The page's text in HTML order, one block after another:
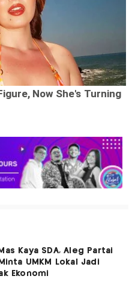
Kaya SDA, Aleg Partai
UMKM Lokal Jadi
Ekonomi